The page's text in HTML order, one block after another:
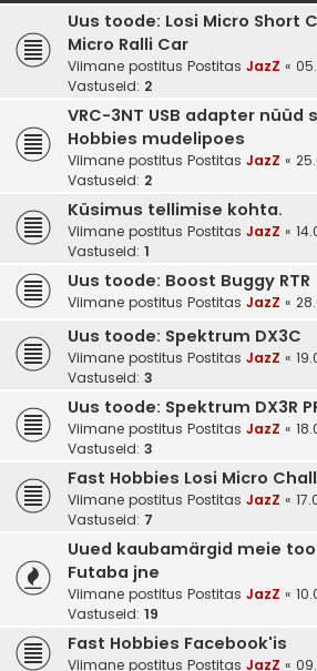
Uus toode: Losi Micro Short
Micr‏o Ralli Car
Viimane postitus Postitas JazZ «
Vastuseid: 2
VRC-3NT USB adapter nüüd
Hobbies mudelipoes
Viimane postitus Postitas JazZ «
Vastuseid: 2
Küsimus tellimise kohta.
Viimane postitus Postitas JazZ «
Vastuseid: 1
Uus toode: Boost Buggy RTR
Viimane postitus Postitas JazZ «
Uus toode: Spektrum DX3C
Viimane postitus Postitas JazZ «
Vastuseid: 3
Uus toode: Spektrum DX3R
Viimane postitus Postitas JazZ «
Vastuseid: 3
Fast Hobbies Losi Micro
Viimane postitus Postitas JazZ «
Vastuseid: 7
Uued kaubamärgid meie
Futaba jne
Viimane postitus Postitas JazZ «
Vastuseid: 19
Fast Hobbies Facebook'is
Viimane postitus Postitas JazZ «